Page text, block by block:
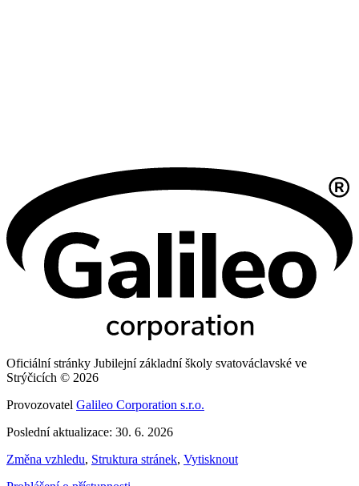
Oficiální stránky Jubilejní základní školy svatováclavské ve
Strýčicích © 2026
Provozovatel Galileo Corporation s.r.o.
Poslední aktualizace: 30. 6. 2026
Změna vzhledu, Struktura stránek, Vytisknout